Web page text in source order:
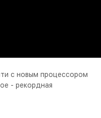
с новым процессором
- рекордная